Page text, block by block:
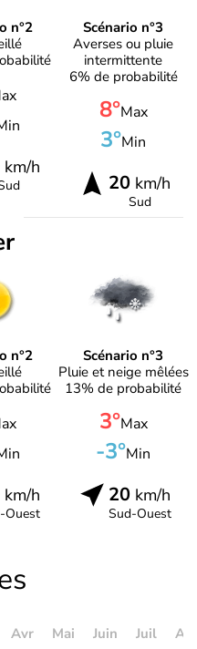
n°2
km/h
Scénario n°3
Averses ou pluie
intermittente
6% de probabilité
8°Max
3°Min
20 km/h
Sud
n°2
km/h
Ouest
Scénario n°3
Pluie et neige mêlées
13% de probabilité
3°Max
-3°Min
20 km/h
Sud-Ouest
Avr Mai Juin Juil